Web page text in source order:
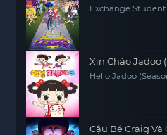
Exchange
Xin Chào Jadoo
Hello Jadoo
Cậu Bé Craig Và